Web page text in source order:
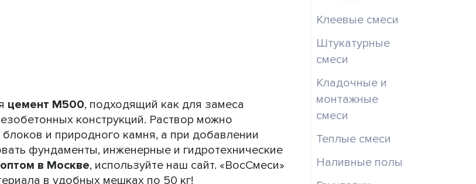
цемент М500, подходящий как для замеса
конструкций. Раствор можно
и природного камня, а при добавлении
фундаменты, инженерные и гидротехнические
в Москве, используйте наш сайт. «ВосСмеси»
в удобных мешках по 50 кг!
Клеевые смеси
Штукатурные
смеси
Кладочные и
монтажные
смеси
Теплые смеси
Наливные полы